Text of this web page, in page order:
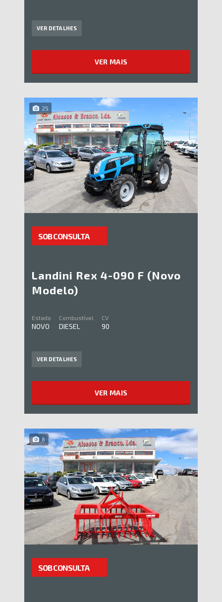
VER DETALHES
VER MAIS
25
SOB CONSULTA
Landini Rex 4-090 F (Novo
Modelo)
Estado
NOVO
Combustível
DIESEL
CV
90
VER DETALHES
VER MAIS
8
SOB CONSULTA